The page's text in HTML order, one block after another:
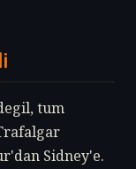
tum
Sidney'e.